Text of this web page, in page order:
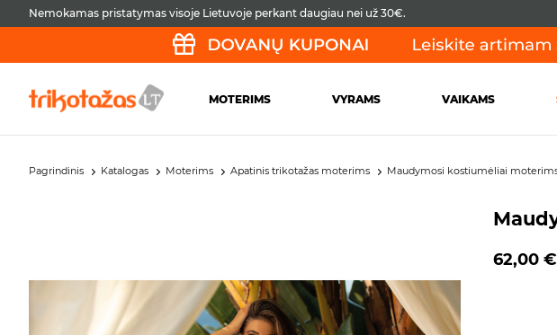
Nemokamas pristatymas visoje Lietuvoje perkant daugiau nei už 30€.
MOTERIMS VYRAMS VAIKAMS
Pagrindinis Katalogas Moterims Apatinis trikotažas moterims Maudymosi kostiumėliai
62,00 €